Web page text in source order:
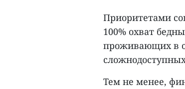
Приоритетами
100% охват
проживающих в
Тем не менее,